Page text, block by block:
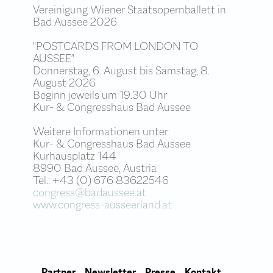
Vereinigung Wiener Staatsopernballett in
Bad Aussee 2026
"POSTCARDS FROM LONDON TO
AUSSEE"
Donnerstag, 6. August bis Samstag, 8.
August 2026
Beginn jeweils um 19.30 Uhr
Kur- & Congresshaus Bad Aussee
Weitere Informationen unter:
Kur- & Congresshaus Bad Aussee
Kurhausplatz 144
8990 Bad Aussee, Austria
Tel.: +43 (0) 676 83622546
congress@badaussee.at
www.congress-ausseerland.at